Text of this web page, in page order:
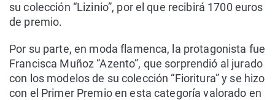
su colección “Lizinio”, por el que recibirá 1700 euros
de premio.
Por su parte, en moda flamenca, la protagonista fue
Francisca Muñoz “Azento”, que sorprendió al jurado
con los modelos de su colección “Fioritura” y se hizo
con el Primer Premio en esta categoría valorado en